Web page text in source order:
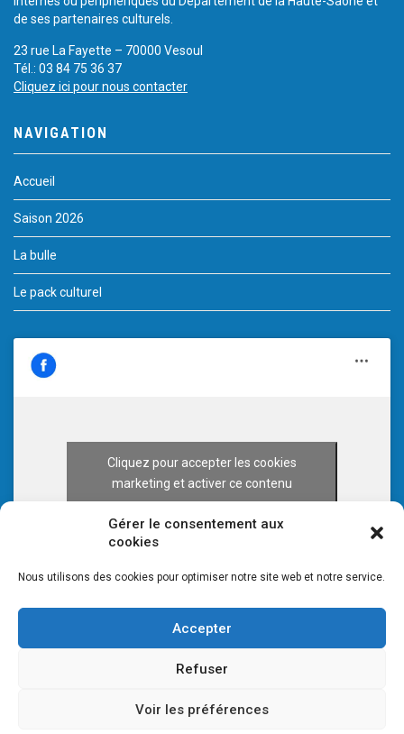
Gérer le consentement aux
cookies
Nous utilisons des cookies pour optimiser notre site web et notre service.
Accepter
Refuser
Voir les préférences
de ses partenaires culturels.
23 rue La Fayette – 70000 Vesoul
Tél.: 03 84 75 36 37
Cliquez ici pour nous contacter
NAVIGATION
Accueil
Saison 2026
La bulle
Le pack culturel
Cliquez pour accepter les cookies
marketing et activer ce contenu
© 2026 CULTURE 70 -Mentions légales-